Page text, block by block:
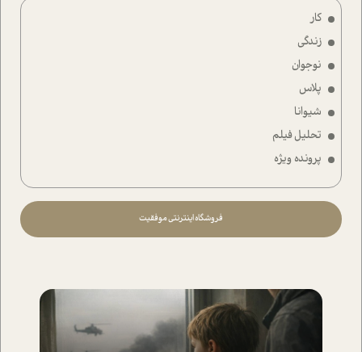
کار
زندگی
نوجوان
پلاس
شیوانا
تحلیل فیلم
پرونده ویژه
فروشگاه اینترنتی موفقیت